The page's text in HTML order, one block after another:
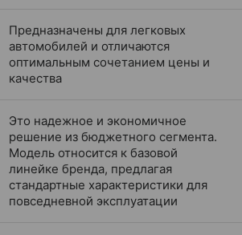
Предназначены для легковых
автомобилей и отличаются
оптимальным сочетанием цены и
качества
Это надежное и экономичное
решение из бюджетного сегмента.
Модель относится к базовой
линейке бренда, предлагая
стандартные характеристики для
повседневной эксплуатации